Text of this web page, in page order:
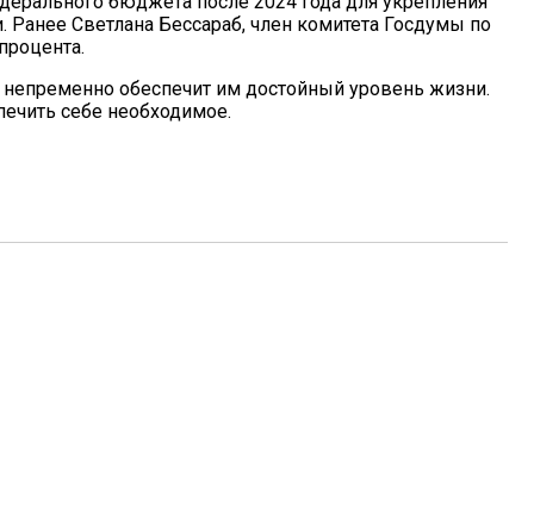
Светлана Бессараб, член комитета Госдумы по
обеспечит им достойный уровень жизни.
себе необходимое.